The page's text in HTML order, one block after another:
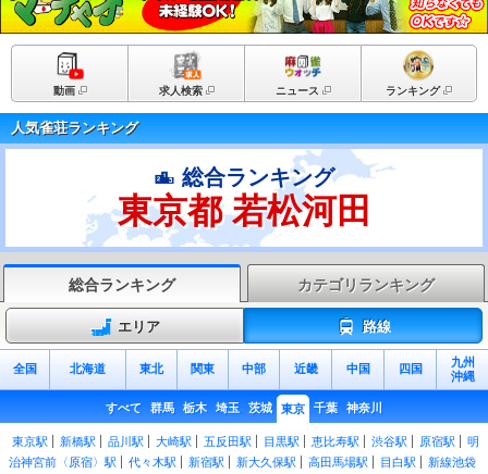
動画 求人検索 ニュース ランキング
人気雀荘ランキング
総合ランキング
東京都 若松河田
総合ランキング カテゴリランキング
エリア 路線
全国 北海道 東北 関東 中部 近畿 中国 四国
九州
沖縄
すべて 群馬 栃木 埼玉 茨城 東京 千葉 神奈川
東京駅 新橋駅 品川駅 大崎駅 五反田駅 目黒駅 恵比寿駅 渋谷駅 原宿駅
明
治神宮前〈原宿〉駅
代々木駅 新宿駅 新大久保駅 高田馬場駅 目白駅
新線池袋